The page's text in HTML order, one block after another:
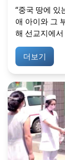
“중국 땅에 있
애 아이와 그
해 선교지에
더보기